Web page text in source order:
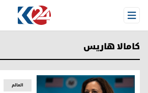
Open Menu
كامالا هاريس
العالم